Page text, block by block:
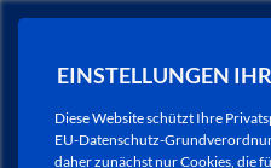
EINSTELLUNGEN
Diese Website schützt Ihre
EU-Datenschutz-
daher zunächst nur Cookies, die